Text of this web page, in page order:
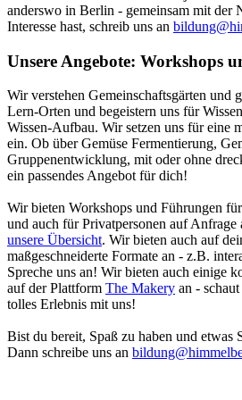
anderswo in Berlin - gemeinsam mit der
Interesse hast, schreib uns an
Unsere Angebote: Workshops
Wir verstehen Gemeinschaftsgärten und
Lern-Orten und begeistern uns für
Wissen-Aufbau. Wir setzen uns für eine
ein. Ob über Gemüse Fermentierung,
Gruppenentwicklung, mit oder ohne
ein passendes Angebot für dich!
Wir bieten Workshops und Führungen
und auch für Privatpersonen auf Anfrage
unsere Übersicht. Wir bieten auch auf
maßgeschneiderte Formate an - z.B.
Spreche uns an! Wir bieten auch einige
auf der Plattform The Makery an -
tolles Erlebnis mit uns!
Bist du bereit, Spaß zu haben und etwas
Dann schreibe uns an